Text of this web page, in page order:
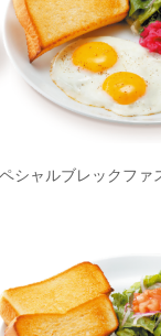
シャルブレックファ